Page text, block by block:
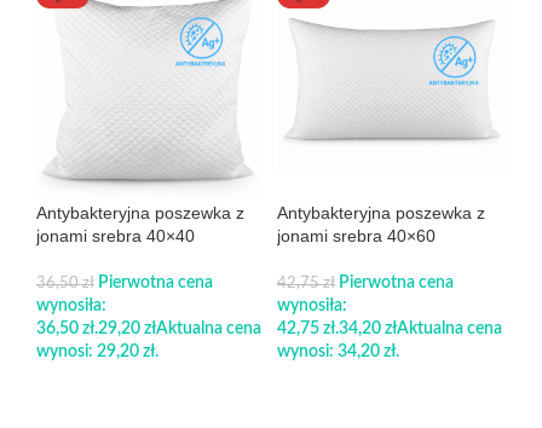
Antybakteryjna poszewka z
jonami srebra 40×40
36,50zł Pierwotna cena
wynosiła:
36,50 zł.29,20 złAktualna cena
wynosi: 29,20 zł.
Antybakteryjna poszewka z
jonami srebra 40×60
42,75zł Pierwotna cena
wynosiła:
42,75 zł.34,20 złAktualna cena
wynosi: 34,20 zł.